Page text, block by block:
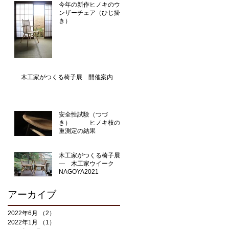
今年の新作ヒノキのウイ
ンザーチェア（ひじ掛付
き）
木工家がつくる椅子展 開催案内
安全性試験（つづ
き） ヒノキ枝の比
重測定の結果
木工家がつくる椅子展
― 木工家ウイーク
NAGOYA2021
アーカイブ
2022年6月 （2）
2022年1月
（1）